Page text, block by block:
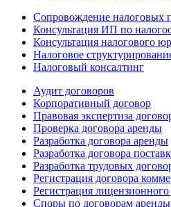
Сопровождение налоговых
Консультация ИП по
Консультация налогового
Налоговое
Налоговый консалтинг
Аудит договоров
Корпоративный договор
Правовая экспертиза
Проверка договора аренды
Разработка договора аренды
Разработка договора
Разработка трудовых
Регистрация договора
Регистрация
Споры по договорам аренды